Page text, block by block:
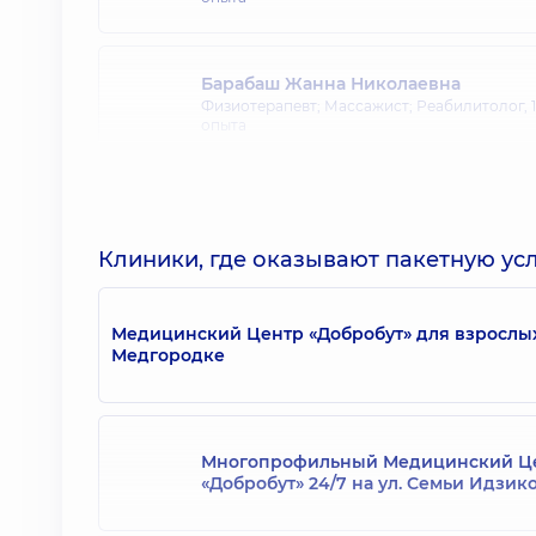
Барабаш Жанна Николаевна
Физиотерапевт; Массажист; Реабилитолог,
Массажист; Массажист детский;
опыта
Аблезгов Алексей Александрович
Бойченко Виктория Руслановна
Массажист; Массажист детский;
Клиники, где оказывают пакетную
Медицинский Центр «Добробут» для
Медгородке
Многопрофильный Медицинский
«Добробут» 24/7 на ул. Семьи